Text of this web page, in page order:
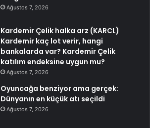
Ağustos 7, 2026
Kardemir Çelik halka arz (KARCL)
Kardemir kaç lot verir, hangi
bankalarda var? Kardemir Çelik
katılım endeksine uygun mu?
Ağustos 7, 2026
Oyuncağa benziyor ama gerçek:
Dünyanın en küçük atı seçildi
Ağustos 7, 2026